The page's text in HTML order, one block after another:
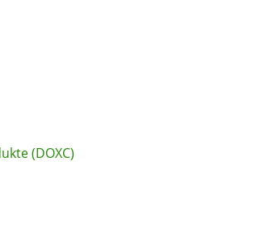
(DOXC)